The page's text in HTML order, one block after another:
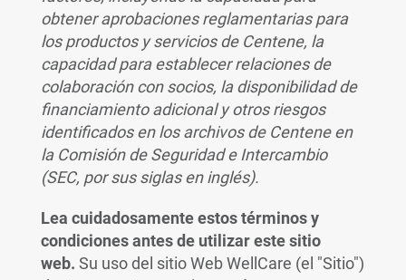
obtener aprobaciones reglamentarias para
los productos y servicios de Centene, la
capacidad para establecer relaciones de
colaboración con socios, la disponibilidad de
financiamiento adicional y otros riesgos
identificados en los archivos de Centene en
la Comisión de Seguridad e Intercambio
(SEC, por sus siglas en inglés).
Lea cuidadosamente estos términos y
condiciones antes de utilizar este sitio
web. Su uso del sitio Web WellCare (el "Sitio")